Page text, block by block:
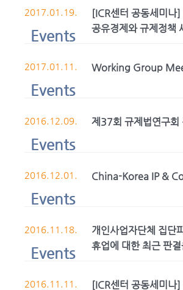
2017.01.19.
[ICR센터 공동세미나]
공유경제와 규제정책
Events
2017.01.11. Working Group
Events
2016.12.09. 제37회 규제법연구회
Events
2016.12.01. China-Korea IP &
Events
2016.11.18.
개인사업자단체 집단
휴업에 대한 최근 판
Events
2016.11.11.
[ICR센터 공동세미나]